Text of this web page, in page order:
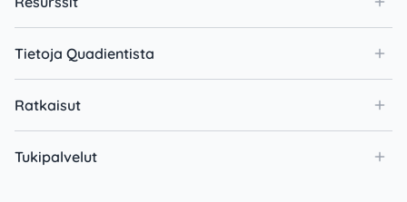
Tietoja Quadientista
Ratkaisut
Tukipalvelut